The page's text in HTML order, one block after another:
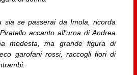
sia se passerai da Imola, ricorda
accanto all’urna di Andrea
modesta, ma grande figura di
garofani rossi, raccogli fiori di